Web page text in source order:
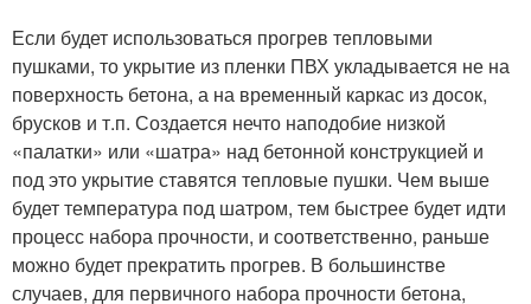
Если будет использоваться прогрев тепловыми
пушками, то укрытие из пленки ПВХ укладывается не на
поверхность бетона, а на временный каркас из досок,
брусков и т.п. Создается нечто наподобие низкой
«палатки» или «шатра» над бетонной конструкцией и
под это укрытие ставятся тепловые пушки. Чем выше
будет температура под шатром, тем быстрее будет идти
процесс набора прочности, и соответственно, раньше
можно будет прекратить прогрев. В большинстве
случаев, для первичного набора прочности бетона,